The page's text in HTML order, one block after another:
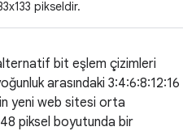
pikseldir.
bit eşlem çizimleri
arasındaki 3:4:6:8:12:16
yeni web sitesi orta
piksel boyutunda bir